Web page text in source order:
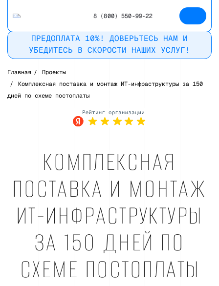
8 (800) 550-99-22
ПРЕДОПЛАТА 10%! ДОВЕРЬТЕСЬ НАМ И
УБЕДИТЕСЬ В СКОРОСТИ НАШИХ УСЛУГ!
Главная /
Проекты
/
Комплексная поставка и монтаж ИТ-инфраструктуры за 150
дней по схеме постоплаты
КОМПЛЕКСНАЯ
ПОСТАВКА И МОНТАЖ
ИТ-ИНФРАСТРУКТУРЫ
ЗА 150 ДНЕЙ ПО
СХЕМЕ ПОСТОПЛАТЫ